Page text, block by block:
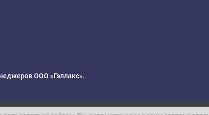
ООО «Гэллакс».